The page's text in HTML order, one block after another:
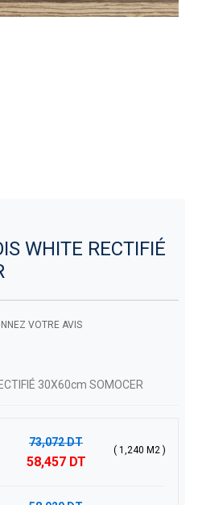
WHITE RECTIFIÉ
VOTRE AVIS
30X60cm SOMOCER
73,072 DT
58,457 DT
( 1,240 M2 )